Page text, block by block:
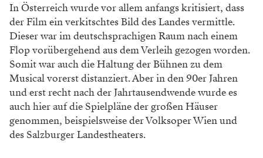
In Österreich wurde vor allem anfangs kritisiert, dass
der Film ein verkitschtes Bild des Landes vermittle.
Dieser war im deutschsprachigen Raum nach einem
Flop vorübergehend aus dem Verleih gezogen worden.
Somit war auch die Haltung der Bühnen zu dem
Musical vorerst distanziert. Aber in den 90er Jahren
und erst recht nach der Jahrtausendwende wurde es
auch hier auf die Spielpläne der großen Häuser
genommen, beispielsweise der Volksoper Wien und
des Salzburger Landestheaters.